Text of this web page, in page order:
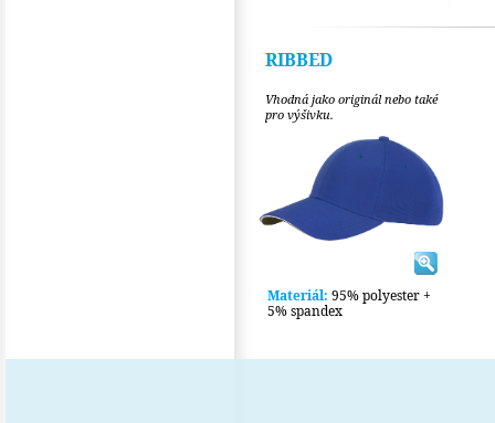
RIBBED
Vhodná jako originál nebo také
pro výšivku.
Materiál: 95% polyester +
5% spandex